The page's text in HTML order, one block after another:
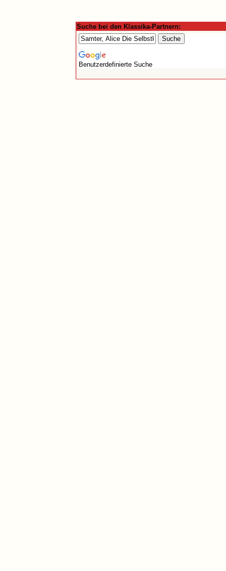
Suche bei den Klassika-Partnern:
Benutzerdefinierte Suche